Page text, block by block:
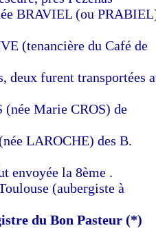
BRAVIEL (ou
(tenancière du Café de
deux furent transportées
Marie CROS) de
LAROCHE) des B.
envoyée la 8ème .
(aubergiste à
du Bon Pasteur (*)